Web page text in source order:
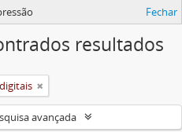
Fechar
resultados
avançada